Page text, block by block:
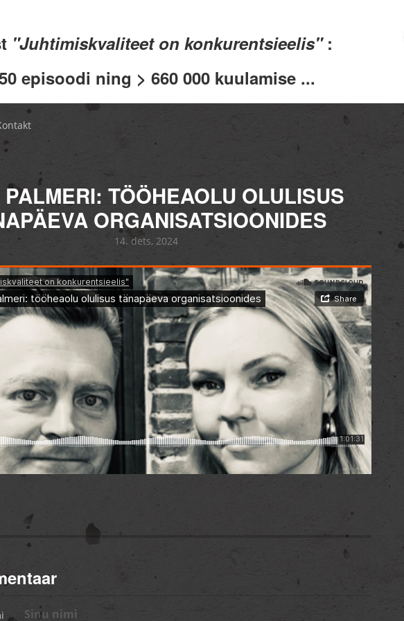
"Juhtimiskvaliteet on konkurentsieelis" :
episoodi ning > 660 000 kuulamise ...
TÖÖHEAOLU OLULISUS
ORGANISATSIOONIDES
14. dets, 2024